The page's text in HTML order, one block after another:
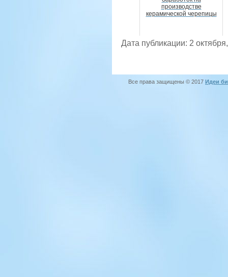
производстве
керамической черепицы
Дата публикации: 2
Все права защищены © 2017 Идеи